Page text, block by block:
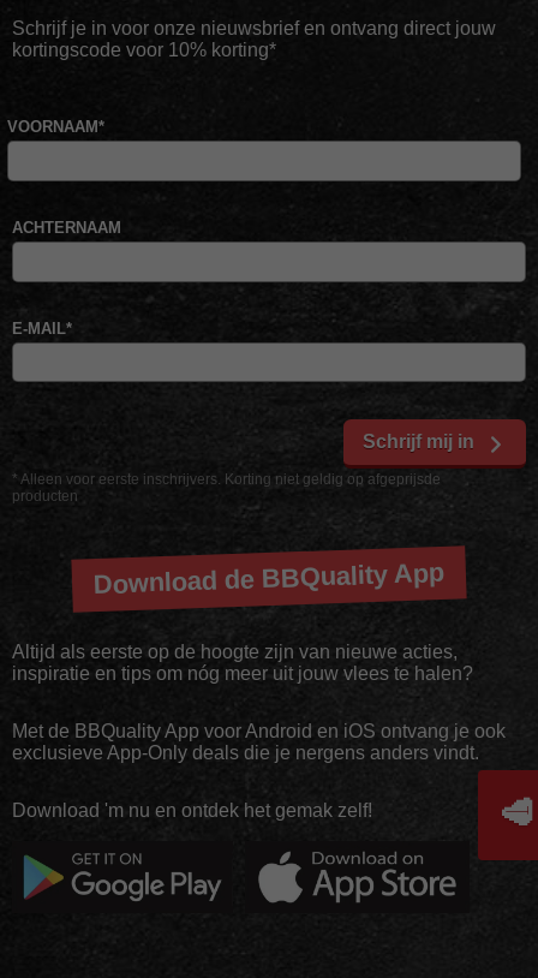
Schrijf je in voor onze nieuwsbrief en ontvang direct jouw
kortingscode voor 10% korting*
* Alleen voor eerste inschrijvers. Korting niet geldig op afgeprijsde
producten
VOORNAAM*
ACHTERNAAM
E-MAIL*
Schrijf mij in
Download de BBQuality App
Altijd als eerste op de hoogte zijn van nieuwe acties,
inspiratie en tips om nóg meer uit jouw vlees te halen?
Met de BBQuality App voor Android en iOS ontvang je ook
exclusieve App-Only deals die je nergens anders vindt.
Download 'm nu en ontdek het gemak zelf! 🥩